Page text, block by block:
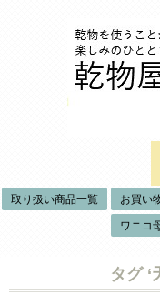
取り扱い商品一覧 お買い
ワニコ
タグ ‘